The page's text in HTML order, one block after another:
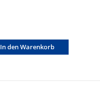
In den Warenkorb